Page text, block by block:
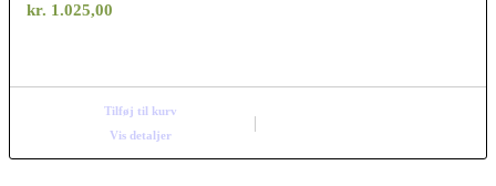
kr. 1.025,00
Tilføj til kurv
Vis detaljer